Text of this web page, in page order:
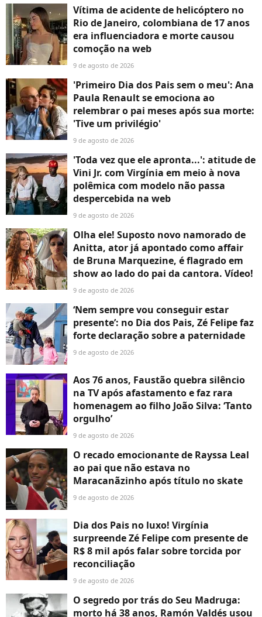
Vítima de acidente de helicóptero no
Rio de Janeiro, colombiana de 17 anos
era influenciadora e morte causou
comoção na web
9 de agosto de 2026
'Primeiro Dia dos Pais sem o meu': Ana
Paula Renault se emociona ao
relembrar o pai meses após sua morte:
'Tive um privilégio'
9 de agosto de 2026
'Toda vez que ele apronta...': atitude de
Vini Jr. com Virgínia em meio à nova
polêmica com modelo não passa
despercebida na web
9 de agosto de 2026
Olha ele! Suposto novo namorado de
Anitta, ator já apontado como affair
de Bruna Marquezine, é flagrado em
show ao lado do pai da cantora. Vídeo!
9 de agosto de 2026
‘Nem sempre vou conseguir estar
presente’: no Dia dos Pais, Zé Felipe faz
forte declaração sobre a paternidade
9 de agosto de 2026
Aos 76 anos, Faustão quebra silêncio
na TV após afastamento e faz rara
homenagem ao filho João Silva: ‘Tanto
orgulho’
9 de agosto de 2026
O recado emocionante de Rayssa Leal
ao pai que não estava no
Maracanãzinho após título no skate
9 de agosto de 2026
Dia dos Pais no luxo! Virgínia
surpreende Zé Felipe com presente de
R$ 8 mil após falar sobre torcida por
reconciliação
9 de agosto de 2026
O segredo por trás do Seu Madruga:
morto há 38 anos, Ramón Valdés usou